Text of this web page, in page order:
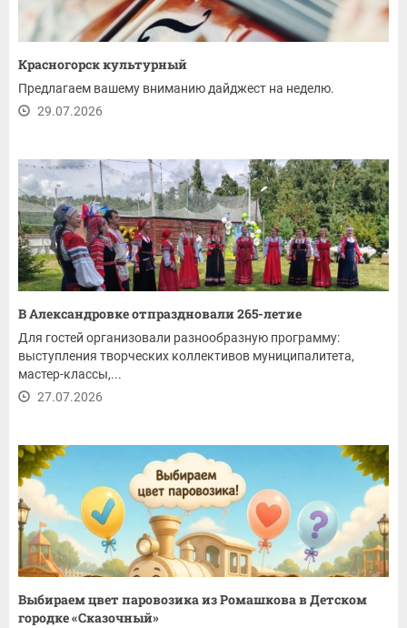
Красногорск культурный
Предлагаем вашему вниманию дайджест на неделю.
29.07.2026
В Александровке отпраздновали 265-летие
Для гостей организовали разнообразную программу:
выступления творческих коллективов муниципалитета,
мастер-классы,...
27.07.2026
Выбираем цвет паровозика из Ромашкова в Детском
городке «Сказочный»